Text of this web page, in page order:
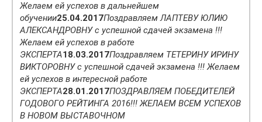
Желаем ей успехов в дальнейшем
обучении25.04.2017Поздравляем ЛАПТЕВУ ЮЛИЮ
АЛЕКСАНДРОВНУ с успешной сдачей экзамена !!!
Желаем ей успехов в работе
ЭКСПЕРТА18.03.2017Поздравляем ТЕТЕРИНУ ИРИНУ
ВИКТОРОВНУ с успешной сдачей экзамена !!! Желаем
ей успехов в интересной работе
ЭКСПЕРТА28.01.2017ПОЗДРАВЛЯЕМ ПОБЕДИТЕЛЕЙ
ГОДОВОГО РЕЙТИНГА 2016!!! ЖЕЛАЕМ ВСЕМ УСПЕХОВ
В НОВОМ ВЫСТАВОЧНОМ